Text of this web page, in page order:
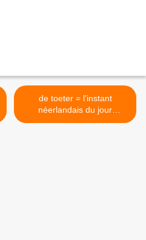
de toeter = l'instant
néerlandais du jour
(2025_10_30) >